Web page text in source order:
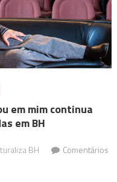
em mim continua
em BH
BH
Comentários